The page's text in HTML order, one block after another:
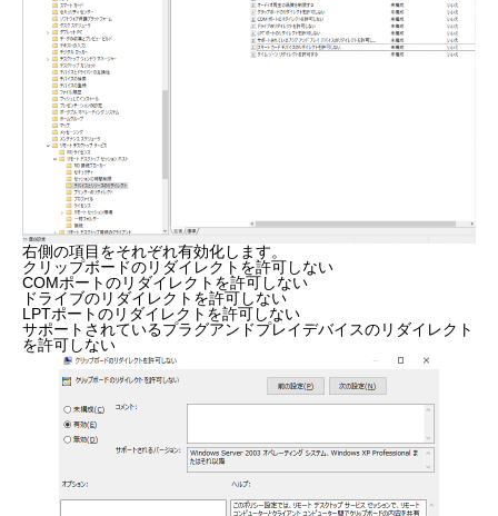
右側の項目をそれぞれ有効化します。
クリップボードのリダイレクトを許可しない
COMポートのリダイレクトを許可しない
ドライブのリダイレクトを許可しない
LPTポートのリダイレクトを許可しない
サポートされているプラグアンドプレイデバイスのリダイレクト
を許可しない